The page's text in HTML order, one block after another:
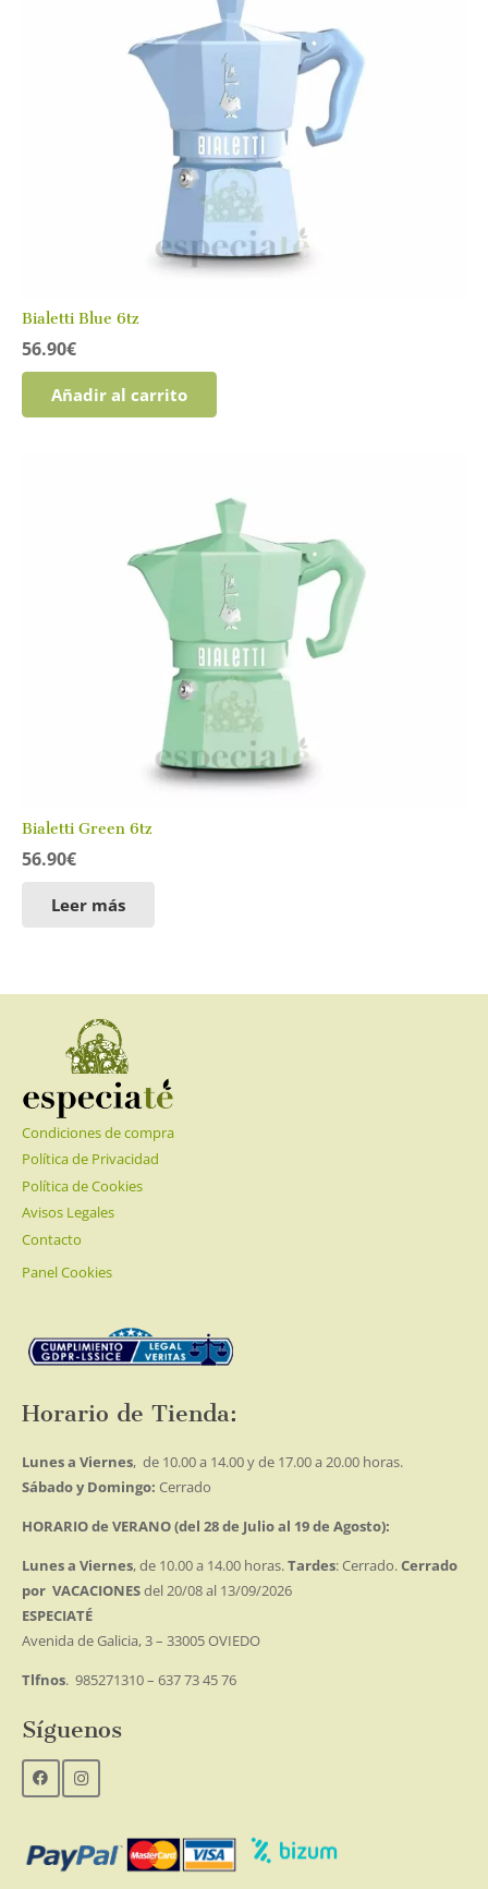
se
pueden
la
página
Bialetti Blue 6tz
56.90€
Añadir al carrito
Bialetti Green 6tz
56.90€
Leer más
Condiciones de compra
Política de Privacidad
Política de Cookies
Avisos Legales
Contacto
Panel Cookies
Horario de Tienda:
Lunes a Viernes, de 10.00 a 14.00 y de 17.00 a 20.00 horas.
Sábado y Domingo: Cerrado
HORARIO de VERANO (del 28 de Julio al 19 de Agosto):
Lunes a Viernes, de 10.00 a 14.00 horas.Tardes: Cerrado.Cerrado
por VACACIONESdel 20/08 al 13/09/2026
ESPECIATÉ
Avenida de Galicia, 3 – 33005 OVIEDO
Tlfnos. 985271310 – 637 73 45 76
Síguenos